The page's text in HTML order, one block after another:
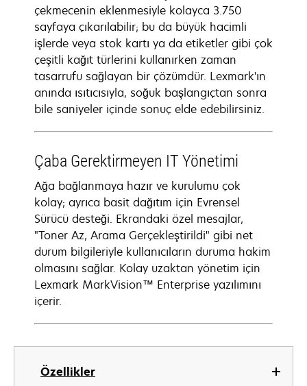
Özellikler
çekmecenin eklenmesiyle kolayca 3.750
sayfaya çıkarılabilir; bu da büyük hacimli
işlerde veya stok kartı ya da etiketler gibi çok
çeşitli kağıt türlerini kullanırken zaman
tasarrufu sağlayan bir çözümdür. Lexmark'ın
anında ısıtıcısıyla, soğuk başlangıçtan sonra
bile saniyeler içinde sonuç elde edebilirsiniz.
Çaba Gerektirmeyen IT Yönetimi
Ağa bağlanmaya hazır ve kurulumu çok
kolay; ayrıca basit dağıtım için Evrensel
Sürücü desteği. Ekrandaki özel mesajlar,
"Toner Az, Arama Gerçekleştirildi" gibi net
durum bilgileriyle kullanıcıların duruma hakim
olmasını sağlar. Kolay uzaktan yönetim için
Lexmark MarkVision™ Enterprise yazılımını
içerir.